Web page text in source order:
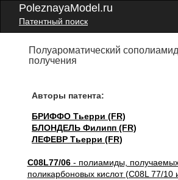
PoleznayaModel.ru
Патентный поиск
Полуароматический
получения
Авторы патента:
БРИФФО Тьерри (FR)
БЛОНДЕЛЬ Филипп (FR)
ЛЕФЕВР Тьерри (FR)
C08L77/06- полиамиды,
поликарбоновых кислот (C08L 77/10